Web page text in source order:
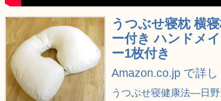
うつぶせ寝枕 横
ー付き ハンドメ
ー1枚付き
Amazon.co.jp で詳
うつぶせ寝健康法―日